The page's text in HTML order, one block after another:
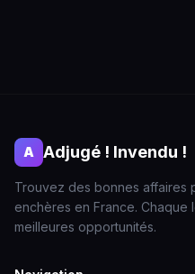
A Adjugé ! Invendu !
Trouvez des bonnes affaires
enchères en France.
meilleures opportunités.